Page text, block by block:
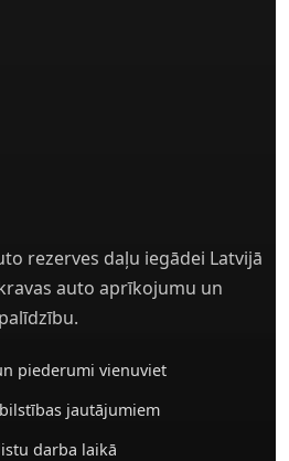
rezerves daļu iegādei Latvijā
auto aprīkojumu un
piederumi vienuviet
jautājumiem
darba laikā